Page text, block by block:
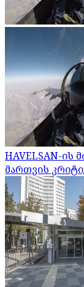
HAVELSAN-ის
მართვის